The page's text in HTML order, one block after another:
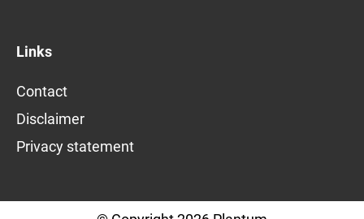
Links
Contact
Disclaimer
Privacy statement